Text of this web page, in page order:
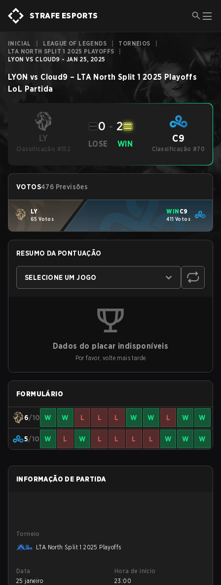
STRAFE ESPORTS
INICIAL LEAGUE OF LEGENDS TORNEIOS
LTA NORTH SPLIT 1 2025 PLAYOFFS
LYON VS CLOUD9 - JAN 25, 2025
LYON vs Cloud9 – LTA North Split 1 2025 Playoffs
LoL Partida
LY
Classificação #152
LOSE
0 - 2
WIN C9
Classificação #70
VOTOS476 Previsões
LY
65 Votos
WIN C9
411 Votos
RESUMO DA PONTUAÇÃO
SELECIONE UM JOGO
Dados do placar indisponíveis
Por favor, volte mais tarde
FORMULÁRIO
6/10 W W L L L W W L W W
5/10 W L W L L L L W W W
INFORMAÇÃO DE PARTIDA
Torneio
LTA North Split 1 2025 Playoffs
Data
25 janeiro
Hora de início
23:00